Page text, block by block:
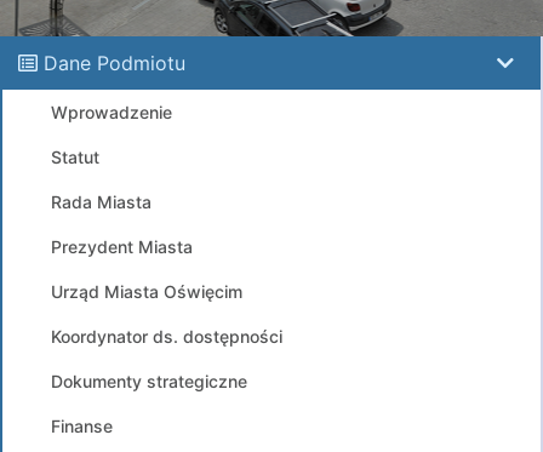
Dane Podmiotu
Wprowadzenie
Statut
Rada Miasta
Prezydent Miasta
Urząd Miasta Oświęcim
Koordynator ds. dostępności
Dokumenty strategiczne
Finanse